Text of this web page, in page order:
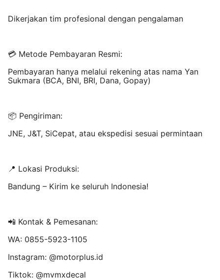
Dikerjakan tim profesional dengan pengalaman
💳 Metode Pembayaran Resmi:
Pembayaran hanya melalui rekening atas nama Yan
Sukmara (BCA, BNI, BRI, Dana, Gopay)
📦 Pengiriman:
JNE, J&T, SiCepat, atau ekspedisi sesuai permintaan
📍 Lokasi Produksi:
Bandung – Kirim ke seluruh Indonesia!
📲 Kontak & Pemesanan:
WA: 0855-5923-1105
Instagram: @motorplus.id
Tiktok: @mvmxdecal